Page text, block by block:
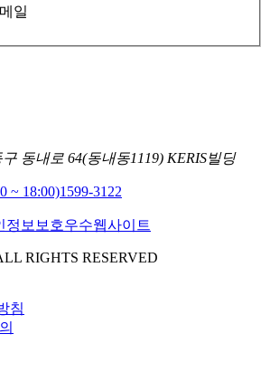
일
동내로 64(동내동1119) KERIS빌딩
~ 18:00)1599-3122
RIGHTS RESERVED
침